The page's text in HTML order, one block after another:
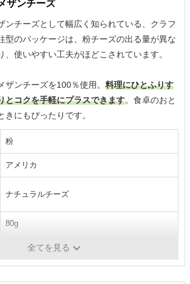
ザンチーズ
ンチーズとして幅広く知られている、クラフ
型のパッケージは、粉チーズの出る量が異な
、使いやすい工夫がほどこされています。
ザンチーズを100％使用。 料理にひとふりす
とコクを手軽にプラスできます。食卓のおと
きにもぴったりです。
粉
アメリカ
ナチュラルチーズ
80g
生乳、食塩全てを見る